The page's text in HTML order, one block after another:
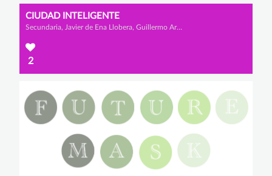
CIUDAD INTELIGENTE
Secundaria, Javier de Ena Llobera, Guillermo Artola Rondón y Rodrigo Álvaro Lomo
2